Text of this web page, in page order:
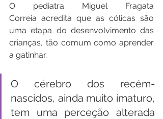
O pediatra Miguel Fragata
Correia acredita que as cólicas são
uma etapa do desenvolvimento das
crianças, tão comum como aprender
a gatinhar.
O cérebro dos recém-
nascidos, ainda muito imaturo,
tem uma perceção alterada